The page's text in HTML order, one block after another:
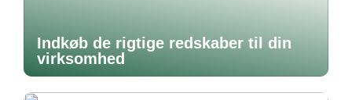
Indkøb de rigtige redskaber til din
virksomhed